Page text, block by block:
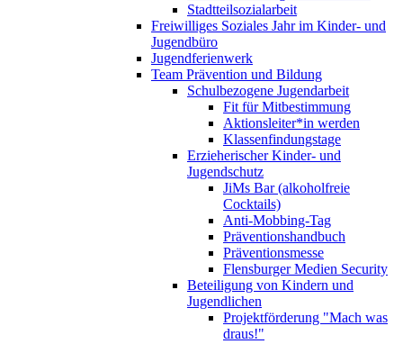
Stadtteilsozialarbeit
Freiwilliges Soziales Jahr im Kinder- und
Jugendbüro
Jugendferienwerk
Team Prävention und Bildung
Schulbezogene Jugendarbeit
Fit für Mitbestimmung
Aktionsleiter*in werden
Klassenfindungstage
Erzieherischer Kinder- und
Jugendschutz
JiMs Bar (alkoholfreie
Cocktails)
Anti-Mobbing-Tag
Präventionshandbuch
Präventionsmesse
Flensburger Medien Security
Beteiligung von Kindern und
Jugendlichen
Projektförderung "Mach was
draus!"